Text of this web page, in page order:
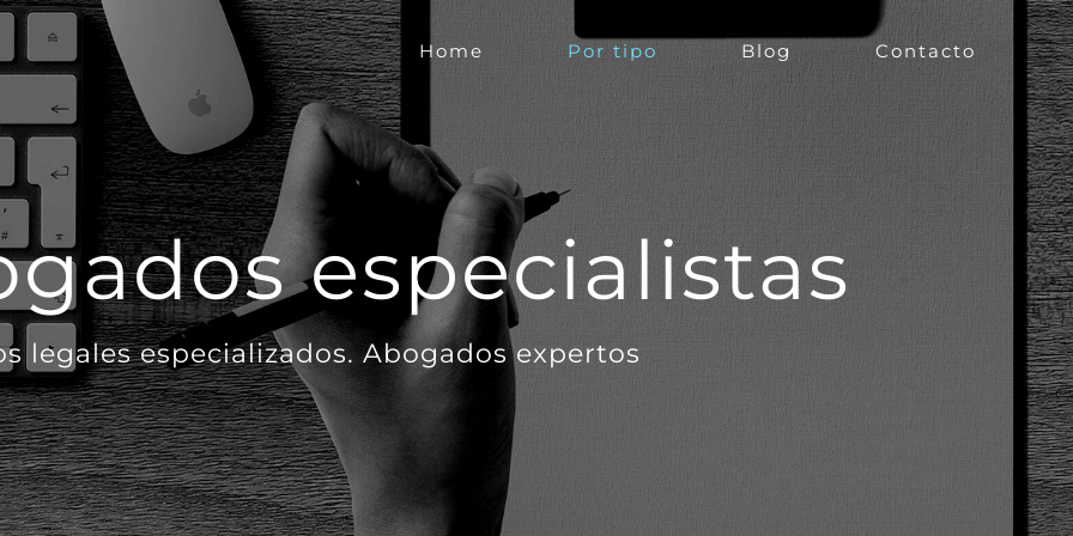
Home Por tipo Blog Contacto
especialistas
legales especializados. Abogados expertos